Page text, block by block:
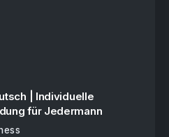
| Individuelle
für Jedermann